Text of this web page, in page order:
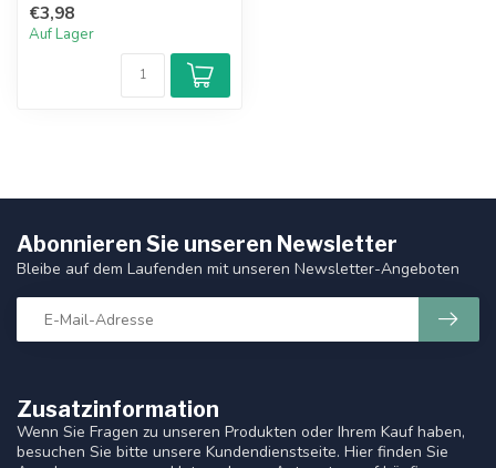
Design mit hoh...
€3,98
Auf Lager
Zusatzinformation
Wenn Sie Fragen zu unseren Produkten oder Ihrem Kauf haben,
besuchen Sie bitte unsere Kundendienstseite. Hier finden Sie
Abonnieren Sie unseren Newsletter
Bleibe auf dem Laufenden mit unseren Newsletter-Angeboten